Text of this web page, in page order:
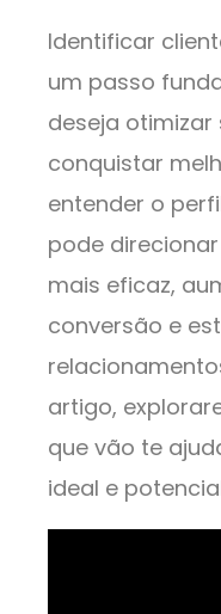
Identificar
um passo
deseja
conquistar
entender o
pode
mais eficaz,
conversão e
artigo,
que vão te
ideal e